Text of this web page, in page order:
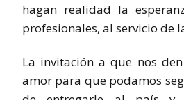
hagan realidad la
profesionales, al servicio de
La invitación a que nos
amor para que podamos